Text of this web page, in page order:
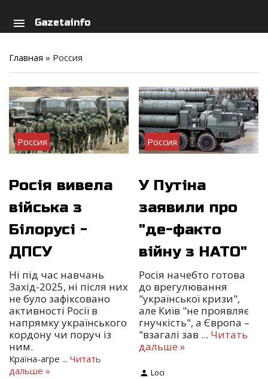
menu Gazetainfo
Главная » Россия
Россия
Росія вивела
війська з
Білорусі -
ДПСУ
Ні під час навчань
Захід-2025, ні після них
не було зафіксовано
активності Росії в
напрямку українського
кордону чи поруч із
ним.
Країна-агре ... Читать
дальше »
Россия
У Путіна
заявили про
"де-факто
війну з НАТО"
Росія начебто готова
до врегулювання
"української кризи",
але Київ "не проявляє
гнучкість", а Європа –
"взагалі зав ... Читать
дальше »
Loci